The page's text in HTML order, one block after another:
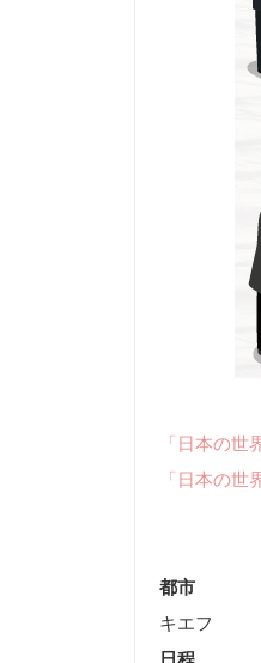
「日本の
「日本の
都市
キエフ
日程